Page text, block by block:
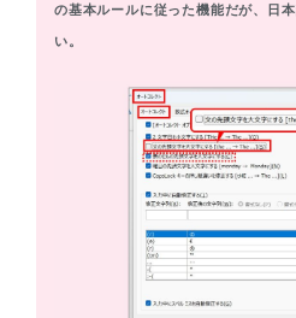
の基本ルールに従った機能だが、日
い。